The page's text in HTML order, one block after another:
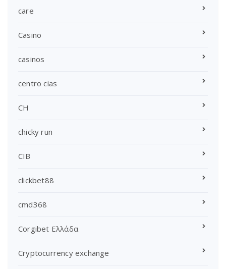
care
Casino
casinos
centro cias
CH
chicky run
CIB
clickbet88
cmd368
Corgibet Ελλάδα
Cryptocurrency exchange